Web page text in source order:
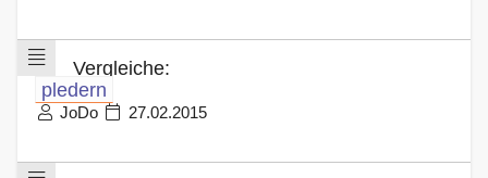
Vergleiche:
pledern
JoDo 27.02.2015